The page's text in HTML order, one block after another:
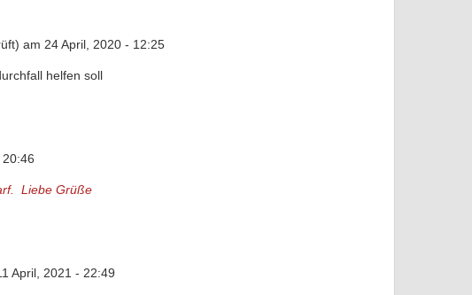
am 24 April, 2020 - 12:25
helfen soll
Liebe Grüße
April, 2021 - 22:49